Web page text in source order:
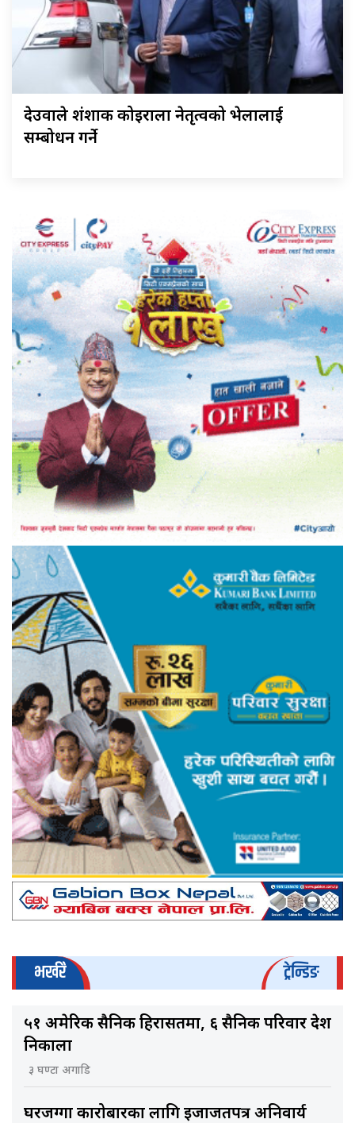
देउवाले शंशाक कोइराला नेतृत्वको भेलालाई
सम्बोधन गर्ने
भर्खरै ट्रेन्डिङ
५१ अमेरिकी सैनिक हिरासतमा, ६ सैनिक परिवार देश
निकाला
३ घण्टा अगाडि
घरजग्गा कारोबारका लागि इजाजतपत्र अनिवार्य